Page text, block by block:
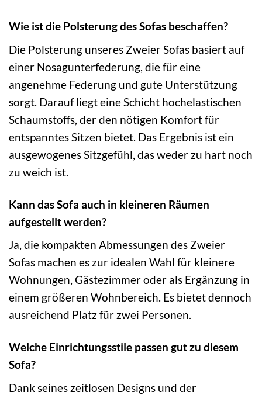
Wie ist die Polsterung des Sofas beschaffen?
Die Polsterung unseres Zweier Sofas basiert auf
einer Nosagunterfederung, die für eine
angenehme Federung und gute Unterstützung
sorgt. Darauf liegt eine Schicht hochelastischen
Schaumstoffs, der den nötigen Komfort für
entspanntes Sitzen bietet. Das Ergebnis ist ein
ausgewogenes Sitzgefühl, das weder zu hart noch
zu weich ist.
Kann das Sofa auch in kleineren Räumen
aufgestellt werden?
Ja, die kompakten Abmessungen des Zweier
Sofas machen es zur idealen Wahl für kleinere
Wohnungen, Gästezimmer oder als Ergänzung in
einem größeren Wohnbereich. Es bietet dennoch
ausreichend Platz für zwei Personen.
Welche Einrichtungsstile passen gut zu diesem
Sofa?
Dank seines zeitlosen Designs und der